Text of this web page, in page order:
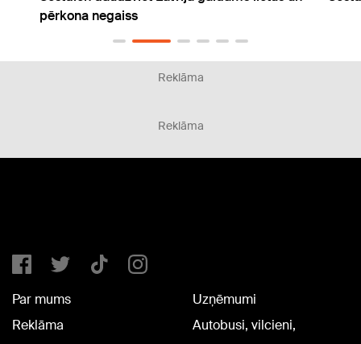
Reklāma
Reklāma
Par mums
Reklāma
Uzņēmumi
Autobusi, vilcieni,